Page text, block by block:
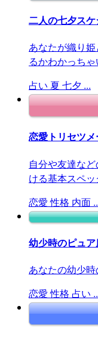
二人の七夕ス
あなたが織り
るかわかっち
占い 夏 七夕 ...
恋愛トリセツ
自分や友達な
ける基本スペ
恋愛 性格 内面
幼少時のピュ
あなたの幼少
恋愛 性格 占い